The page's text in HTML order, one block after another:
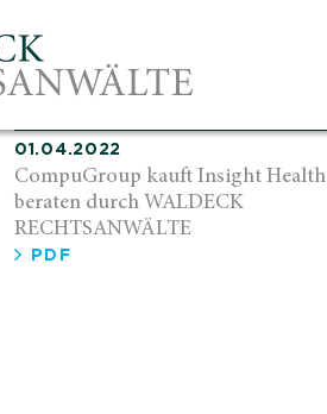
01.04.2022
CompuGroup kauft Insight Health
beraten durch WALDECK
RECHTSANWÄLTE
PDF